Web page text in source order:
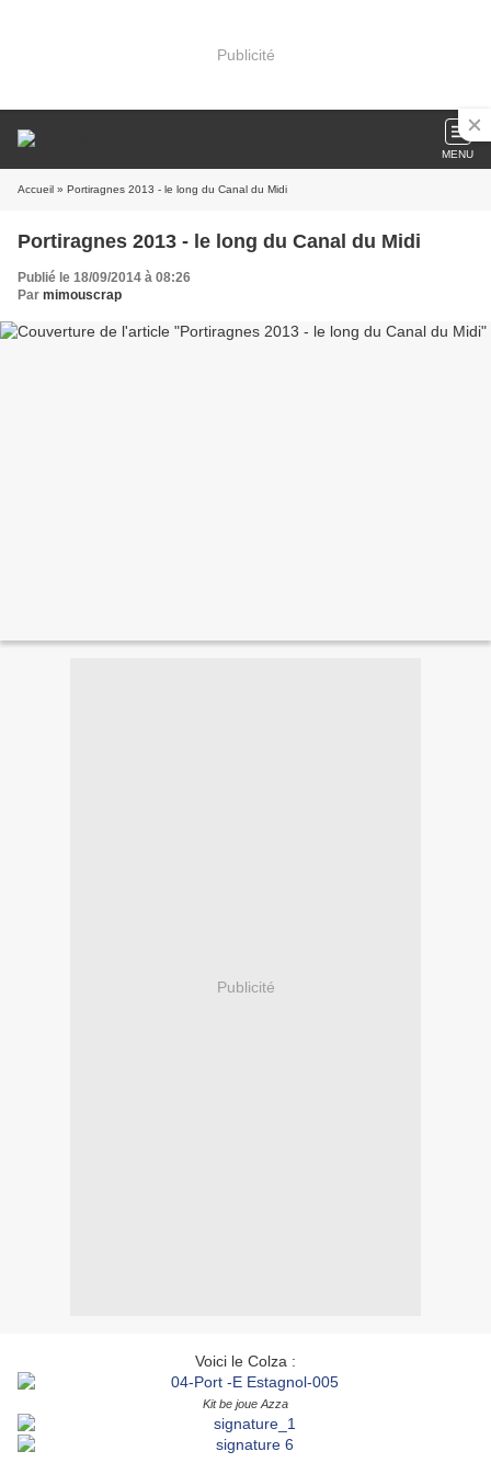
Publicité
MENU
Accueil » Portiragnes 2013 - le long du Canal du Midi
Portiragnes 2013 - le long du Canal du Midi
Publié le 18/09/2014 à 08:26
Par mimouscrap
Publicité
Voici le Colza :
Kit be joue Azza